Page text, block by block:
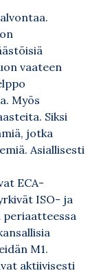
vaateen
Myös
Siksi
jotka
Asiallisesti
ECA-
ISO- ja
periaatteessa
M1.
aktiivisesti